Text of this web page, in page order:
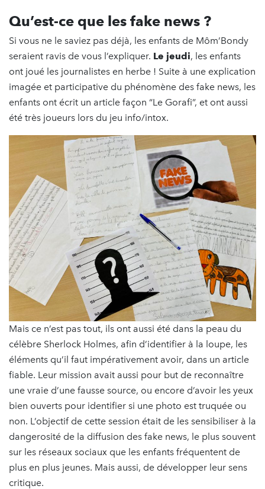
Qu’est-ce que les fake news ?
Si vous ne le saviez pas déjà, les enfants de Môm’Bondy
seraient ravis de vous l’expliquer. Le jeudi, les enfants
ont joué les journalistes en herbe ! Suite à une explication
imagée et participative du phénomène des fake news, les
enfants ont écrit un article façon “Le Gorafi”, et ont aussi
été très joueurs lors du jeu info/intox.
Mais ce n’est pas tout, ils ont aussi été dans la peau du
célèbre Sherlock Holmes, afin d’identifier à la loupe, les
éléments qu’il faut impérativement avoir, dans un article
fiable. Leur mission avait aussi pour but de reconnaître
une vraie d’une fausse source, ou encore d’avoir les yeux
bien ouverts pour identifier si une photo est truquée ou
non. L’objectif de cette session était de les sensibiliser à la
dangerosité de la diffusion des fake news, le plus souvent
sur les réseaux sociaux que les enfants fréquentent de
plus en plus jeunes. Mais aussi, de développer leur sens
critique.